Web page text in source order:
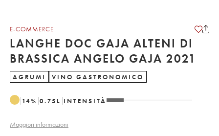
E-COMMERCE
LANGHE DOC GAJA ALTENI DI
BRASSICA ANGELO GAJA 2021
AGRUMI VINO GASTRONOMICO
14% 0.75 L INTENSITÀ
Maggiori informazioni